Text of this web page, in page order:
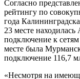
Согласно
рейтингу по
года
23 месте находилась
подключение к
месте была
подключение 116,7
«Несмотря на